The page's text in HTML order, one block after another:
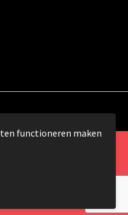
alle rechten
functioneren maken